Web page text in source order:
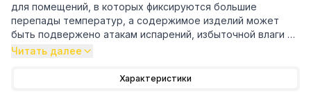
для помещений, в которых фиксируются большие
перепады температур, а содержимое изделий может
быть подвержено атакам испарений, избыточной влаги и
химических соединений. Зона применения металлических
производственные помещения предприятий пищевой
Читать далее
Характеристики